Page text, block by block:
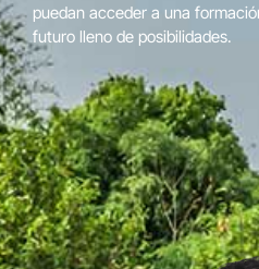
puedan acceder a una
futuro lleno de posibilidades.